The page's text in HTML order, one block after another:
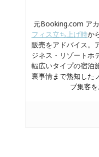
元Booking.com ア
フィス立ち上げ時か
販売をアドバイス。
ジネス・リゾートホ
幅広いタイプの宿泊
裏事情まで熟知した
ブ集客を